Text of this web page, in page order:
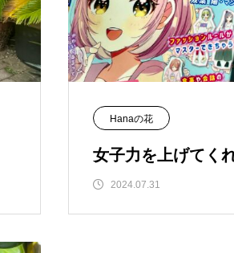
Hanaの花
女子力を上げてく
2024.07.31